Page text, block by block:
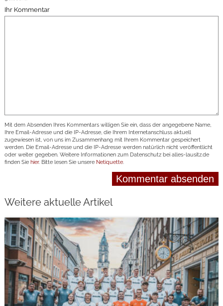
Ihr Kommentar
Mit dem Absenden Ihres Kommentars willigen Sie ein, dass der angegebene Name,
Ihre Email-Adresse und die IP-Adresse, die Ihrem Internetanschluss aktuell
zugewiesen ist, von uns im Zusammenhang mit Ihrem Kommentar gespeichert
werden. Die Email-Adresse und die IP-Adresse werden natürlich nicht veröffentlicht
oder weiter gegeben. Weitere Informationen zum Datenschutz bei alles-lausitz.de
finden Sie hier. Bitte lesen Sie unsere Netiquette.
Weitere aktuelle Artikel
weiterlesen